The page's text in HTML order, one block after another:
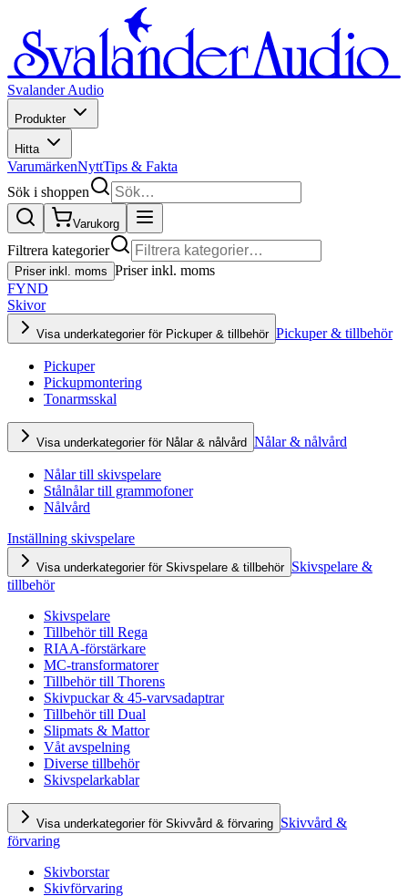
Svalander Audio
Produkter
Hitta
VarumärkenNyttTips & Fakta
Sök i shoppen
Varukorg
Filtrera kategorier
Priser inkl. moms Priser inkl. moms
FYND
Skivor
Visa underkategorier för Pickuper & tillbehör Pickuper & tillbehör
Pickuper
Pickupmontering
Tonarmsskal
Visa underkategorier för Nålar & nålvård Nålar & nålvård
Nålar till skivspelare
Stålnålar till grammofoner
Nålvård
Inställning skivspelare
Visa underkategorier för Skivspelare & tillbehör Skivspelare &
tillbehör
Skivspelare
Tillbehör till Rega
RIAA-förstärkare
MC-transformatorer
Tillbehör till Thorens
Skivpuckar & 45-varvsadaptrar
Tillbehör till Dual
Slipmats & Mattor
Våt avspelning
Diverse tillbehör
Skivspelarkablar
Visa underkategorier för Skivvård & förvaring Skivvård &
förvaring
Skivborstar
Skivförvaring